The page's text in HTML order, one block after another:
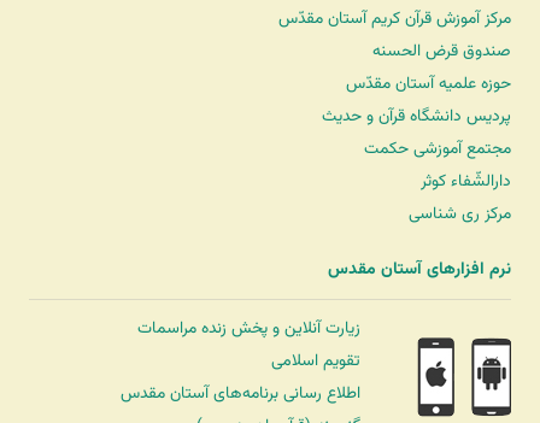
مرکز آموزش قرآن کریم آستان مقدّس
صندوق قرض الحسنه
حوزه علمیه آستان مقدّس
پردیس دانشگاه قرآن و حدیث
مجتمع آموزشی حکمت
دارالشّفاء کوثر
مرکز ری شناسی
نرم افزارهای آستان مقدس
زیارت آنلاین و پخش زنده مراسمات
تقویم اسلامی
اطلاع رسانی برنامه‌های آستان مقدس